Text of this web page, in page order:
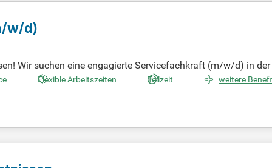
w/d)
Wir suchen eine engagierte Servicefachkraft (m/w/d) in
Starte deine Karriere am 01.08.2026!
Flexible Arbeitszeiten Teilzeit weitere